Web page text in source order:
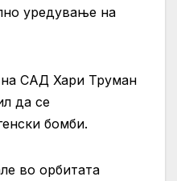
уредување на
САД Хари Труман
да се
бомби.
во орбитата